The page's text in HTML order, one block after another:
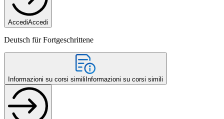
AccediAccedi
Deutsch für Fortgeschrittene
Informazioni su corsi simili Informazioni su corsi simili